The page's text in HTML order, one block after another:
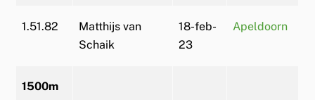
1.51.82
Matthijs van
Schaik
18-feb-
23
Apeldoorn
1500m